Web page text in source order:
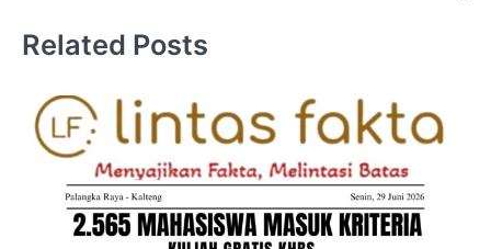
Related Posts